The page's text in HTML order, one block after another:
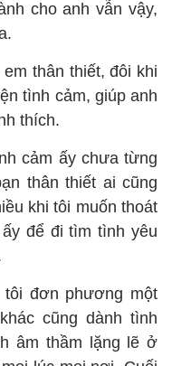
cho anh vẫn vậy,
thân thiết, đôi khi
tình cảm, giúp anh
thích.
cảm ấy chưa từng
thân thiết ai cũng
khi tôi muốn thoát
để đi tìm tình yêu
tôi đơn phương một
cũng dành tình
âm thầm lặng lẽ ở